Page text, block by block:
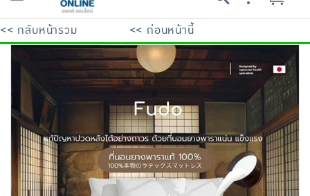
ย้อนกลับ
เครื่องดื่มและผงชงดื่ม
ย้อนกลับ
ย้อนกลับ
ย้อนกลับ
ย้อนกลับ
ย้อนกลับ
ย้อนกลับ
ย้อนกลับ
มือถือ
ย้อนกลับ
ย้อนกลับ
พระเครื่อง test pop
ย้อนกลับ
<< กลับหน้ารวม << ก่อนหน้านี้